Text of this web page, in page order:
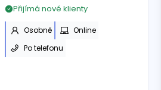
Přijímá nové klienty
Osobně
Online
Po telefonu